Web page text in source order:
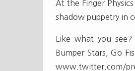
At the Finger
shadow puppetry in
Like what you
Bumper Stars, Go
www.twitter.com/